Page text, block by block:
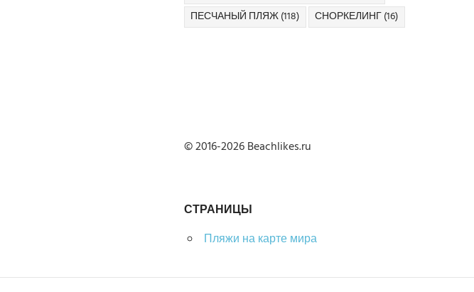
ПЕСЧАНЫЙ ПЛЯЖ(118) СНОРКЕЛИНГ(16)
© 2016-2026 Beachlikes.ru
СТРАНИЦЫ
Пляжи на карте мира